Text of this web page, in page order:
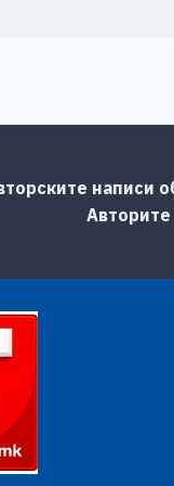
написи
Авторите